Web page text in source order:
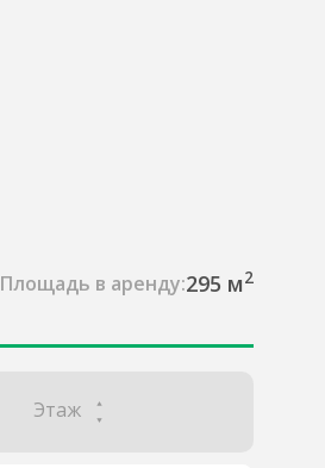
Площадь в аренду:295 м2
Этаж